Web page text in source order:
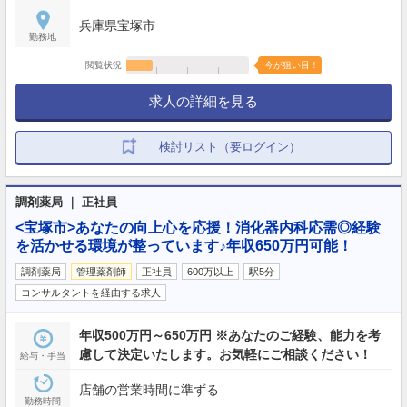
勤務地
兵庫県宝塚市
閲覧状況 今が狙い目！
求人の詳細を見る
検討リスト（要ログイン）
調剤薬局 ｜ 正社員
<宝塚市>あなたの向上心を応援！消化器内科応需◎経験
を活かせる環境が整っています♪年収650万円可能！
調剤薬局 管理薬剤師 正社員 600万以上
駅5分
コンサルタントを経由する求人
給与・手当
年収500万円～650万円 ※あなたのご経験、能力を考
慮して決定いたします。お気軽にご相談ください！
勤務時間
店舗の営業時間に準ずる